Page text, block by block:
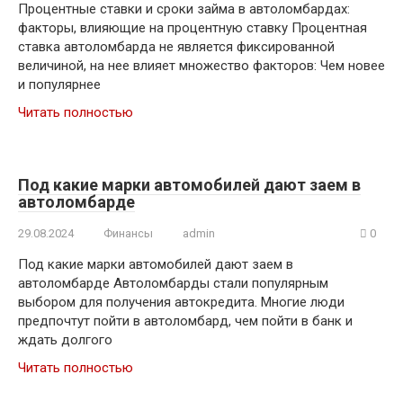
Процентные ставки и сроки займа в автоломбардах:
факторы, влияющие на процентную ставку Процентная
ставка автоломбарда не является фиксированной
величиной, на нее влияет множество факторов: Чем новее
и популярнее
Читать полностью
Под какие марки автомобилей дают заем в
автоломбарде
29.08.2024 Финансы admin 0
Под какие марки автомобилей дают заем в
автоломбарде Автоломбарды стали популярным
выбором для получения автокредита. Многие люди
предпочтут пойти в автоломбард, чем пойти в банк и
ждать долгого
Читать полностью